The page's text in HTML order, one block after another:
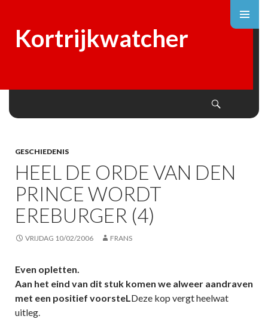
Kortrijkwatcher
GESCHIEDENIS
HEEL DE ORDE VAN DEN
PRINCE WORDT
EREBURGER (4)
VRIJDAG 10/02/2006 FRANS
Even opletten.
Aan het eind van dit stuk komen we alweer aandraven
met een positief voorsteLDeze kop vergt heelwat
uitleg.